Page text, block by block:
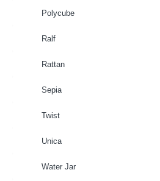
Polycube
Ralf
Rattan
Sepia
Twist
Unica
Water Jar